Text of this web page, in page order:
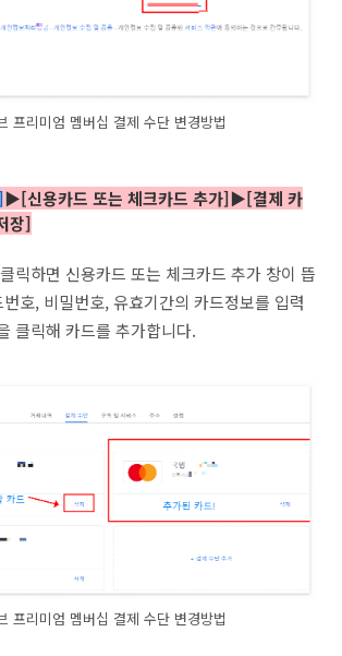
프리미엄 멤버십 결제 수단 변경방법
▶[신용카드 또는 체크카드 추가]▶[결제 카
장]
릭하면 신용카드 또는 체크카드 추가 창이 뜹
호, 비밀번호, 유효기간의 카드정보를 입력
클릭해 카드를 추가합니다.
프리미엄 멤버십 결제 수단 변경방법